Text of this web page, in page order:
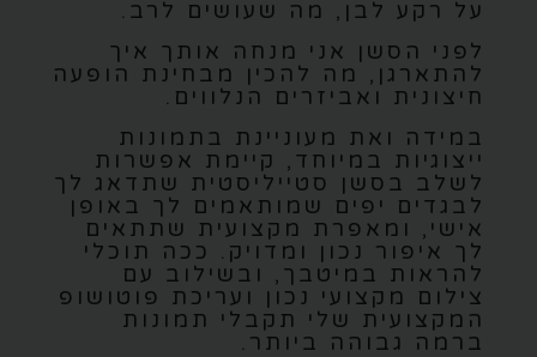
על רקע לבן, מה שעושים לרב.
לפני הסשן אני מנחה אותך איך
להתארגן, מה להכין מבחינת הופעה
חיצונית ואביזרים הנלווים.
במידה ואת מעוניינת בתמונות
ייצוגיות במיוחד, קיימת אפשרות
לשלב בסשן סטייליסטית שתדאג לך
לבגדים יפים שמותאמים לך באופן
אישי, ומאפרת מקצועית שתתאים
לך איפור נכון ומדויק. ככה תוכלי
להראות במיטבך, ובשילוב עם
צילום מקצועי נכון ועריכת פוטושופ
המקצועית שלי תקבלי תמונות
ברמה גבוהה ביותר.